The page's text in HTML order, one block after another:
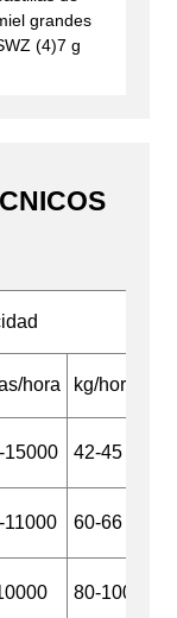
hora
kg/hora
15000 42-45
11000 60-66
80-100